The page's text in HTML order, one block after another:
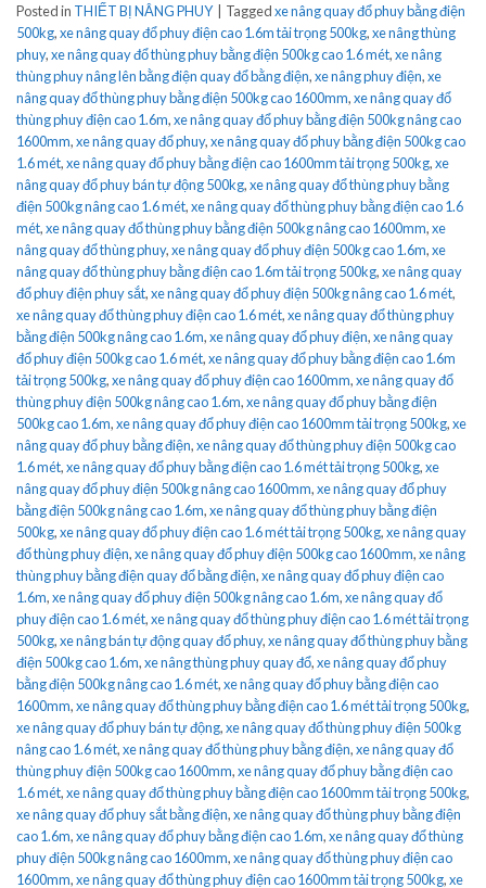
Posted in THIẾT BỊ NÂNG PHUY Taggedxe nâng quay đổ phuy bằng điện
500kg,xe nâng quay đổ phuy điện cao 1.6m tải trọng 500kg,xe nâng thùng
phuy,xe nâng quay đổ thùng phuy bằng điện 500kg cao 1.6 mét,xe nâng
thùng phuy nâng lên bằng điện quay đổ bằng điện,xe nâng phuy điện,xe
nâng quay đổ thùng phuy bằng điện 500kg cao 1600mm,xe nâng quay đổ
thùng phuy điện cao 1.6m,xe nâng quay đổ phuy bằng điện 500kg nâng cao
1600mm,xe nâng quay đổ phuy,xe nâng quay đổ phuy bằng điện 500kg cao
1.6 mét,xe nâng quay đổ phuy bằng điện cao 1600mm tải trọng 500kg,xe
nâng quay đổ phuy bán tự động 500kg,xe nâng quay đổ thùng phuy bằng
điện 500kg nâng cao 1.6 mét,xe nâng quay đổ thùng phuy bằng điện cao 1.6
mét,xe nâng quay đổ thùng phuy bằng điện 500kg nâng cao 1600mm,xe
nâng quay đổ thùng phuy,xe nâng quay đổ phuy điện 500kg cao 1.6m,xe
nâng quay đổ thùng phuy bằng điện cao 1.6m tải trọng 500kg,xe nâng quay
đổ phuy điện phuy sắt,xe nâng quay đổ phuy điện 500kg nâng cao 1.6 mét,
xe nâng quay đổ thùng phuy điện cao 1.6 mét,xe nâng quay đổ thùng phuy
bằng điện 500kg nâng cao 1.6m,xe nâng quay đổ phuy điện,xe nâng quay
đổ phuy điện 500kg cao 1.6 mét,xe nâng quay đổ phuy bằng điện cao 1.6m
tải trọng 500kg,xe nâng quay đổ phuy điện cao 1600mm,xe nâng quay đổ
thùng phuy điện 500kg nâng cao 1.6m,xe nâng quay đổ phuy bằng điện
500kg cao 1.6m,xe nâng quay đổ phuy điện cao 1600mm tải trọng 500kg,xe
nâng quay đổ phuy bằng điện,xe nâng quay đổ thùng phuy điện 500kg cao
1.6 mét,xe nâng quay đổ phuy bằng điện cao 1.6 mét tải trọng 500kg,xe
nâng quay đổ phuy điện 500kg nâng cao 1600mm,xe nâng quay đổ phuy
bằng điện 500kg nâng cao 1.6m,xe nâng quay đổ thùng phuy bằng điện
500kg,xe nâng quay đổ phuy điện cao 1.6 mét tải trọng 500kg,xe nâng quay
đổ thùng phuy điện,xe nâng quay đổ phuy điện 500kg cao 1600mm,xe nâng
thùng phuy bằng điện quay đổ bằng điện,xe nâng quay đổ phuy điện cao
1.6m,xe nâng quay đổ phuy điện 500kg nâng cao 1.6m,xe nâng quay đổ
phuy điện cao 1.6 mét,xe nâng quay đổ thùng phuy điện cao 1.6 mét tải trọng
500kg,xe nâng bán tự động quay đổ phuy,xe nâng quay đổ thùng phuy bằng
điện 500kg cao 1.6m,xe nâng thùng phuy quay đổ,xe nâng quay đổ phuy
bằng điện 500kg nâng cao 1.6 mét,xe nâng quay đổ phuy bằng điện cao
1600mm,xe nâng quay đổ thùng phuy bằng điện cao 1.6 mét tải trọng 500kg,
xe nâng quay đổ phuy bán tự động,xe nâng quay đổ thùng phuy điện 500kg
nâng cao 1.6 mét,xe nâng quay đổ thùng phuy bằng điện,xe nâng quay đổ
thùng phuy điện 500kg cao 1600mm,xe nâng quay đổ phuy bằng điện cao
1.6 mét,xe nâng quay đổ thùng phuy bằng điện cao 1600mm tải trọng 500kg,
xe nâng quay đổ phuy sắt bằng điện,xe nâng quay đổ thùng phuy bằng điện
cao 1.6m,xe nâng quay đổ phuy bằng điện cao 1.6m,xe nâng quay đổ thùng
phuy điện 500kg nâng cao 1600mm,xe nâng quay đổ thùng phuy điện cao
1600mm,xe nâng quay đổ thùng phuy điện cao 1600mm tải trọng 500kg,xe